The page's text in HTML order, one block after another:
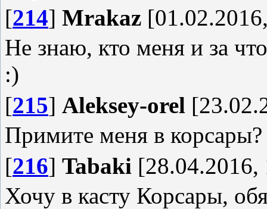
[214] Mrakaz
Не знаю, кто меня и за
:)
[215] Aleksey-orel
Примите меня в корсары?
[216] Tabaki [28.04.2016,
Хочу в касту Корсары,